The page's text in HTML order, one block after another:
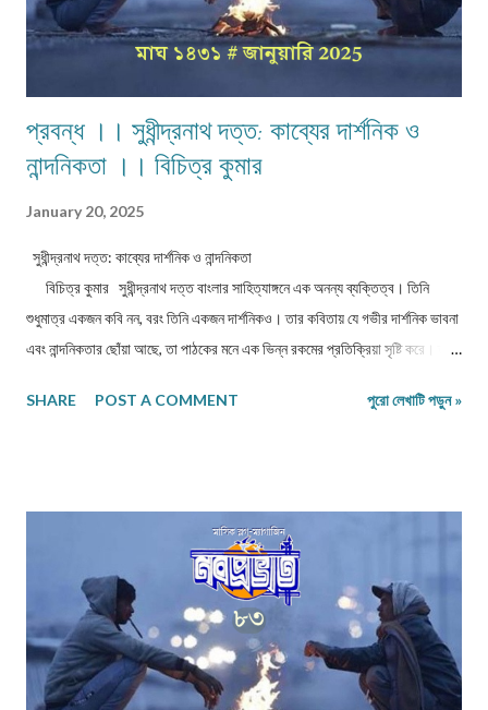
প্রবন্ধ ।। সুধীন্দ্রনাথ দত্ত: কাব্যের দার্শনিক ও
নান্দনিকতা ।। বিচিত্র কুমার
January 20, 2025
সুধীন্দ্রনাথ দত্ত: কাব্যের দার্শনিক ও নান্দনিকতা
বিচিত্র কুমার সুধীন্দ্রনাথ দত্ত বাংলার সাহিত্যাঙ্গনে এক অনন্য ব্যক্তিত্ব। তিনি
শুধুমাত্র একজন কবি নন, বরং তিনি একজন দার্শনিকও। তার কবিতায় যে গভীর দার্শনিক ভাবনা
এবং নান্দনিকতার ছোঁয়া আছে, তা পাঠকের মনে এক ভিন্ন রকমের প্রতিক্রিয়া সৃষ্টি করে। তার
দত্তের কবিতার দার্শনিক দৃষ্টিকোণ এবং নান্দনিকতার বৈশিষ্ট্যগুলো বিশ্লেষণ করব। প্রথমেই
SHARE POST A COMMENT পুরো লেখাটি পড়ুন »